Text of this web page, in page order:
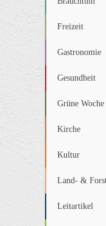
Freizeit
Gastronomie
Gesundheit
Grüne
Kirche
Kultur
Land- &
Leitartikel